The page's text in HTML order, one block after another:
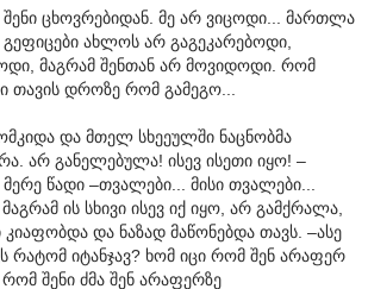
შენი ცხოვრებიდან. მე არ ვიცოდი... მართლა
ახლოს არ გაგეკარებოდი,
მაგრამ შენთან არ მოვიდოდი. რომ
თავის დროზე რომ გამეგო...
და მთელ სხეეულში ნაცნობმა
არ განელებულა! ისევ ისეთი იყო! –
წადი –თვალები... მისი თვალები...
ის სხივი ისევ იქ იყო, არ გამქრალა,
და ნაზად მაწონებდა თავს. –ასე
რატომ იტანჯავ? ხომ იცი რომ შენ არაფერ
შენი ძმა შენ არაფერზე